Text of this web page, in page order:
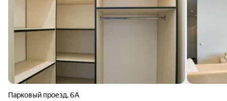
Парковый проезд,6А